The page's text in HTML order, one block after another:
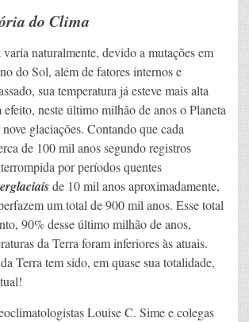
do Clima
naturalmente, devido a mutações em
do Sol, além de fatores internos e
sua temperatura já esteve mais alta
neste último milhão de anos o Planeta
glaciações. Contando que cada
de 100 mil anos segundo registros
por períodos quentes
de 10 mil anos aproximadamente,
um total de 900 mil anos. Esse total
90% desse último milhão de anos,
da Terra foram inferiores às atuais.
Terra tem sido, em quase sua totalidade,
Louise C. Sime e colegas